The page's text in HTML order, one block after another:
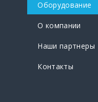
Оборудование
О компании
Наши партнеры
Контакты